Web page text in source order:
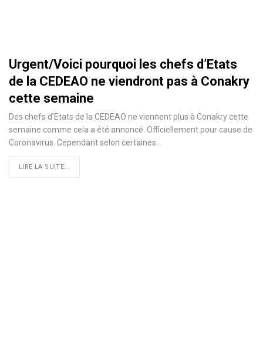
Urgent/Voici pourquoi les chefs d’Etats
de la CEDEAO ne viendront pas à Conakry
cette semaine
Des chefs d’Etats de la CEDEAO ne viennent plus à Conakry cette
semaine comme cela a été annoncé. Officiellement pour cause de
Coronavirus. Cependant selon certaines…
LIRE LA SUITE...